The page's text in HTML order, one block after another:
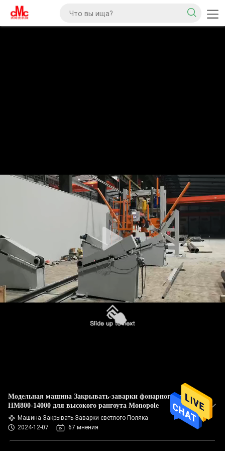
Модельная машина Закрывать-заварки фонарного столба
HM800-14000 для высокого рангоута Monopole
Машина Закрывать-Заварки светлого Поляка
2024-12-07
67 мнения